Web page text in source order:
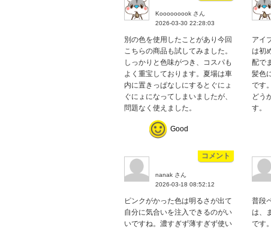
Kooooooook さん
2026-03-30 22:28:03
別の色を使用したことがあり今回
こちらの商品も試してみました。
しっかりと色味がつき、コスパも
よく重宝しております。夏場は車
内に置きっぱなしにするとぐにょ
ぐにょになってしまいましたが、
問題なく使えました。
Good
アイ
は初
配で
髪色
です
どう
す。
コメント
nanak さん
2026-03-18 08:52:12
ピンクがかった色は明るさが出て
自分に気合いを注入できるのがい
いですね。濃すぎず薄すぎず使い
普段
は、
です